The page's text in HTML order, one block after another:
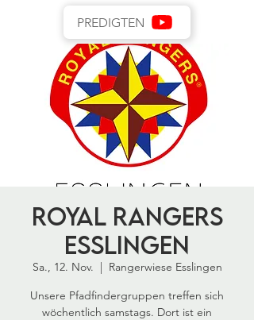
PREDIGTEN
Royal Rangers
Esslingen
Sa., 12. Nov.
  |
Rangerwiese Esslingen
Unsere Pfadfindergruppen treffen sich
wöchentlich samstags. Dort ist ein